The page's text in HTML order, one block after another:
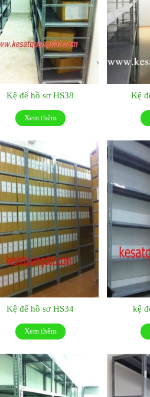
Kệ để hồ sơ HS38
Xem thêm
Kệ
Kệ để hồ sơ HS34
Xem thêm
kệ